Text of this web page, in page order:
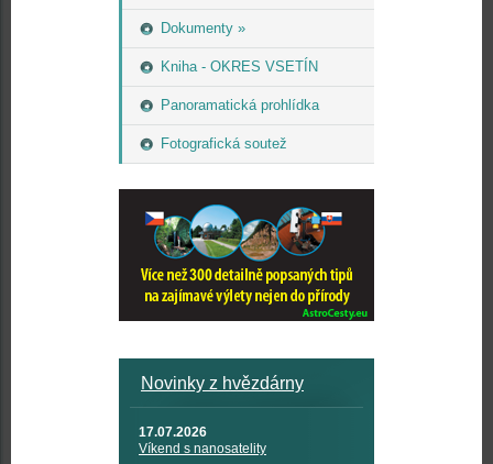
Dokumenty »
Kniha - OKRES VSETÍN
Panoramatická prohlídka
Fotografická soutež
Novinky z hvězdárny
17.07.2026
Víkend s nanosatelity